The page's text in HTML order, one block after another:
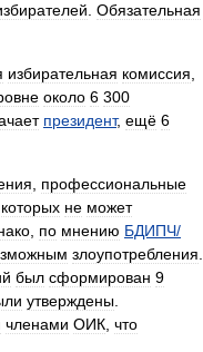
. Обязательная
избирательная комиссия,
около 6 300
президент, ещё 6
, профессиональные
которых не может
, по мнению БДИПЧ/
злоупотребления.
был сформирован 9
утверждены.
членами ОИК, что